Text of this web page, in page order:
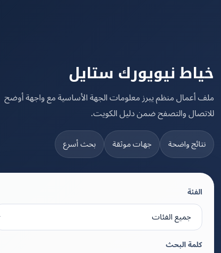
نيويورك ستايل
منظم يبرز معلومات الجهة الأساسية مع واجهة أوضح
والتصفح ضمن دليل الكويت.
واضحة جهات موثقة بحث أسرع
كلمة البحث